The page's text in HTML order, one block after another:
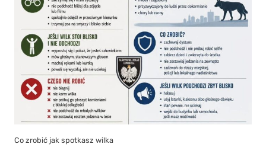
Co zrobić jak spotkasz wilka